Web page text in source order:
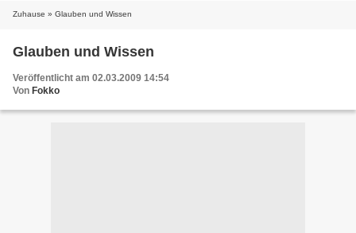
Zuhause » Glauben und Wissen
Glauben und Wissen
Veröffentlicht am 02.03.2009 14:54
Von Fokko